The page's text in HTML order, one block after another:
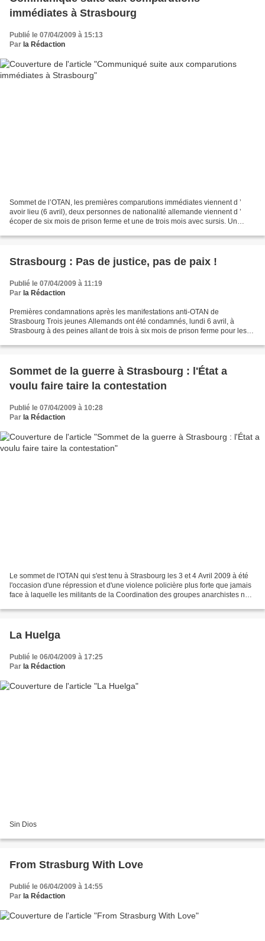
immédiates à Strasbourg
Publié le 07/04/2009 à 15:13
Par la Rédaction
Sommet de l’OTAN, les premières comparutions immédiates viennent d ’
avoir lieu (6 avril), deux personnes de nationalité allemande viennent d ’
écoper de six mois de prison ferme et une de trois mois avec sursis. Un
Strasbourg : Pas de justice, pas de paix !
Publié le 07/04/2009 à 11:19
Par la Rédaction
Premières condamnations après les manifestations anti-OTAN de
Strasbourg Trois jeunes Allemands ont été condamnés, lundi 6 avril, à
Strasbourg à des peines allant de trois à six mois de prison ferme pour les
Sommet de la guerre à Strasbourg : l'État a
voulu faire taire la contestation
Publié le 07/04/2009 à 10:28
Par la Rédaction
Le sommet de l'OTAN qui s'est tenu à Strasbourg les 3 et 4 Avril 2009 à été
l'occasion d'une répression et d'une violence policière plus forte que jamais
face à laquelle les militants de la Coordination des groupes anarchistes ne
La Huelga
Publié le 06/04/2009 à 17:25
Par la Rédaction
Sin Dios
From Strasburg With Love
Publié le 06/04/2009 à 14:55
Par la Rédaction